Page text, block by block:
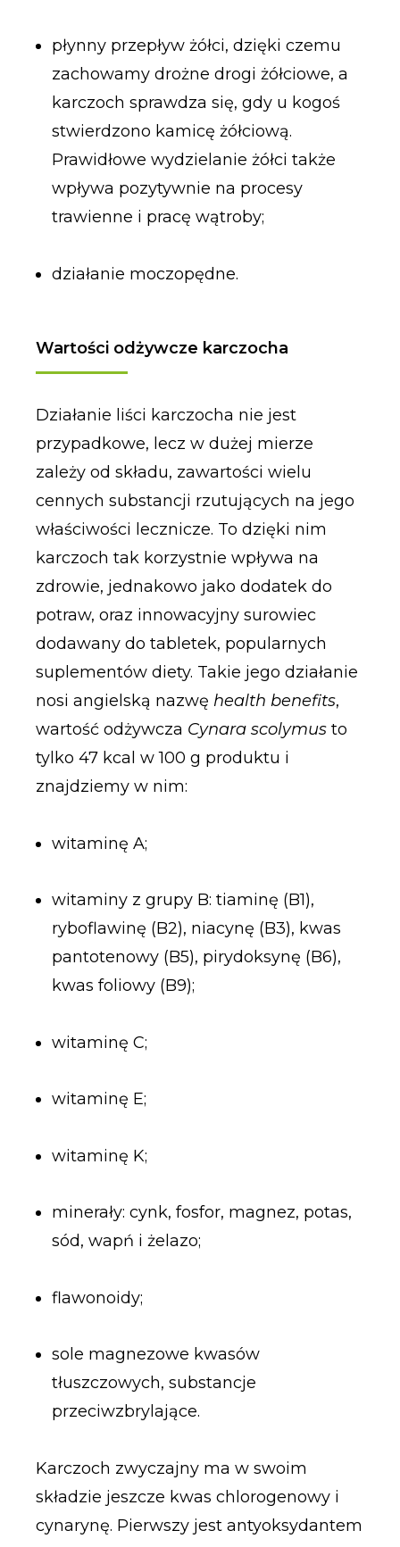
płynny przepływ żółci, dzięki czemu
zachowamy drożne drogi żółciowe, a
karczoch sprawdza się, gdy u kogoś
stwierdzono kamicę żółciową.
Prawidłowe wydzielanie żółci także
wpływa pozytywnie na procesy
trawienne i pracę wątroby;
działanie moczopędne.
Wartości odżywcze karczocha
Działanie liści karczocha nie jest
przypadkowe, lecz w dużej mierze
zależy od składu, zawartości wielu
cennych substancji rzutujących na jego
właściwości lecznicze. To dzięki nim
karczoch tak korzystnie wpływa na
zdrowie, jednakowo jako dodatek do
potraw, oraz innowacyjny surowiec
dodawany do tabletek, popularnych
suplementów diety. Takie jego działanie
nosi angielską nazwę health benefits,
wartość odżywcza Cynara scolymusto
tylko 47 kcal w 100 g produktu i
znajdziemy w nim:
witaminę A;
witaminy z grupy B: tiaminę (B1),
ryboflawinę (B2), niacynę (B3), kwas
pantotenowy (B5), pirydoksynę (B6),
kwas foliowy (B9);
witaminę C;
witaminę E;
witaminę K;
minerały: cynk, fosfor, magnez, potas,
sód, wapń i żelazo;
flawonoidy;
sole magnezowe kwasów
tłuszczowych, substancje
przeciwzbrylające.
Karczoch zwyczajny ma w swoim
składzie jeszcze kwas chlorogenowy i
cynarynę. Pierwszy jest antyoksydantem